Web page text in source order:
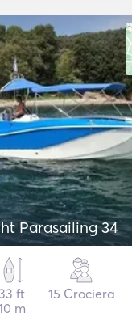
Parasailing 34
ft
m
15 Crociera